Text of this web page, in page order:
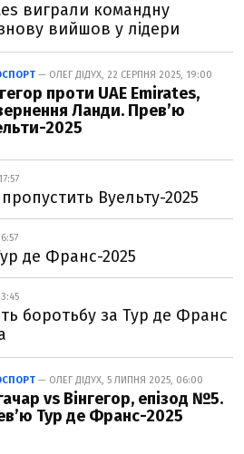
виграли командну
вийшов у лідери
— ОЛЕГ ДІДУХ, 22 СЕРПНЯ 2025, 19:00
проти UAE Emirates,
Ланди. Прев’ю
2025
Вуельту-2025
де Франс-2025
боротьбу за Тур де Франс
— ОЛЕГ ДІДУХ, 5 ЛИПНЯ 2025, 06:00
vs Вінгегор, епізод №5.
Тур де Франс-2025